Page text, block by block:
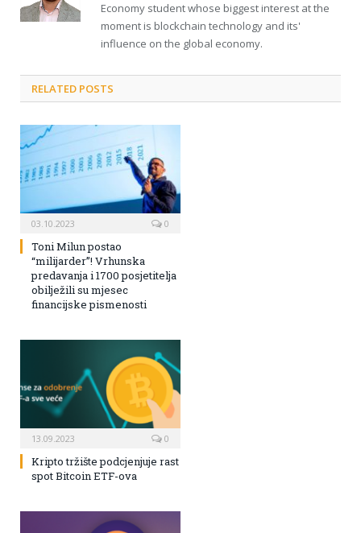
Economy student whose biggest interest at the
moment is blockchain technology and its'
influence on the global economy.
RELATED POSTS
03.10.2023 0
Toni Milun postao
“milijarder”! Vrhunska
predavanja i 1700 posjetitelja
obilježili su mjesec
financijske pismenosti
13.09.2023 0
Kripto tržište podcjenjuje rast
spot Bitcoin ETF-ova